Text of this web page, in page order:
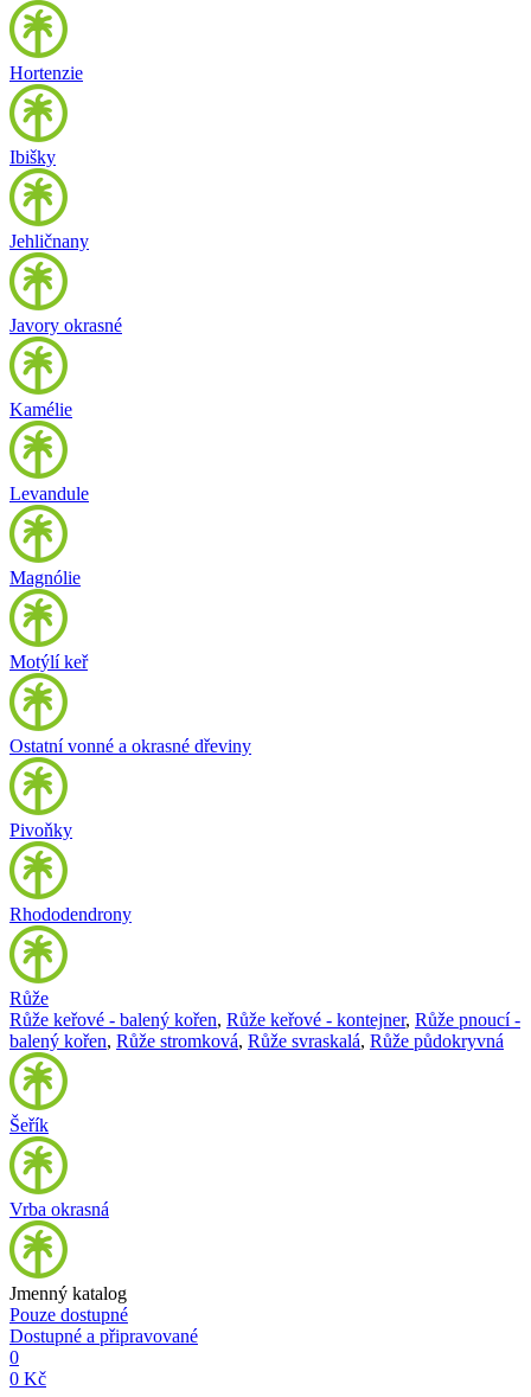
Hortenzie
Ibišky
Jehličnany
Javory okrasné
Kamélie
Levandule
Magnólie
Motýlí keř
Ostatní vonné a okrasné dřeviny
Pivoňky
Rhododendrony
Růže
Růže keřové - balený kořen, Růže keřové - kontejner, Růže pnoucí -
balený kořen, Růže stromková, Růže svraskalá, Růže půdokryvná
Šeřík
Vrba okrasná
Jmenný katalog
Pouze dostupné
Dostupné a připravované
0
0 Kč